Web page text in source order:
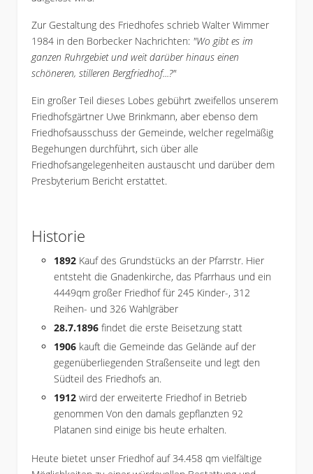
Zur Gestaltung des Friedhofes schrieb Walter Wimmer
1984 in den Borbecker Nachrichten: "Wo gibt es im
ganzen Ruhrgebiet und weit darüber hinaus einen
schöneren, stilleren Bergfriedhof...?"
Ein großer Teil dieses Lobes gebührt zweifellos unserem
Friedhofsgärtner Uwe Brinkmann, aber ebenso dem
Friedhofsausschuss der Gemeinde, welcher regelmäßig
Begehungen durchführt, sich über alle
Friedhofsangelegenheiten austauscht und darüber dem
Presbyterium Bericht erstattet.
Historie
1892 Kauf des Grundstücks an der Pfarrstr. Hier
entsteht die Gnadenkirche, das Pfarrhaus und ein
4449qm großer Friedhof für 245 Kinder-, 312
Reihen- und 326 Wahlgräber
28.7.1896 findet die erste Beisetzung statt
1906 kauft die Gemeinde das Gelände auf der
gegenüberliegenden Straßenseite und legt den
Südteil des Friedhofs an.
1912 wird der erweiterte Friedhof in Betrieb
genommen Von den damals gepflanzten 92
Platanen sind einige bis heute erhalten.
Heute bietet unser Friedhof auf 34.458 qm vielfältige